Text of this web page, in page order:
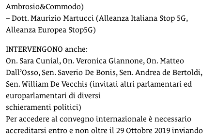
Ambrosio&Commodo)
– Dott. Maurizio Martucci (Alleanza Italiana Stop 5G,
Alleanza Europea Stop5G)
INTERVENGONO anche:
On. Sara Cunial, On. Veronica Giannone, On. Matteo
Dall’Osso, Sen. Saverio De Bonis, Sen. Andrea de Bertoldi,
Sen. William De Vecchis (invitati altri parlamentari ed
europarlamentari di diversi
schieramenti politici)
Per accedere al convegno internazionale è necessario
accreditarsi entro e non oltre il 29 Ottobre 2019 inviando